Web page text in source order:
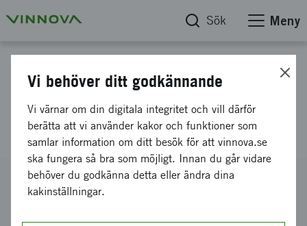
Sök Meny
Förstudie nationell
utfallsfinansiering
Diarienummer
2021-03846
Koordinator
Vi behöver ditt godkännande
Vi värnar om din digitala integritet och vill därför
berätta att vi använder kakor och funktioner som
samlar information om ditt besök för att vinnova.se
ska fungera så bra som möjligt. Innan du går vidare
behöver du godkänna detta eller ändra dina
kakinställningar.